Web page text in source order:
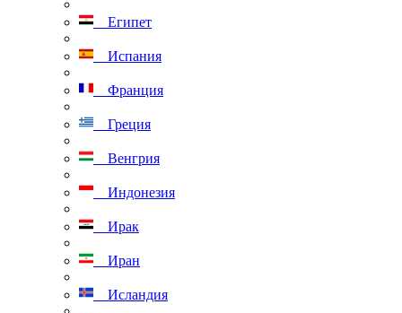
Египет
Испания
Франция
Греция
Венгрия
Индонезия
Ирак
Иран
Исландия